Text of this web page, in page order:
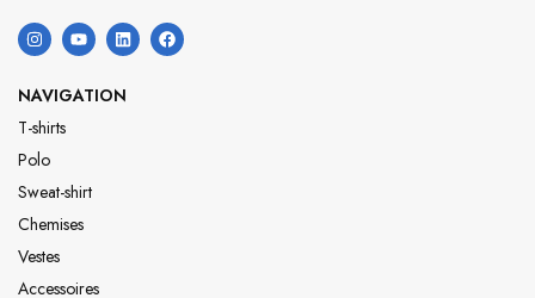
NAVIGATION
T-shirts
Polo
Sweat-shirt
Chemises
Vestes
Accessoires